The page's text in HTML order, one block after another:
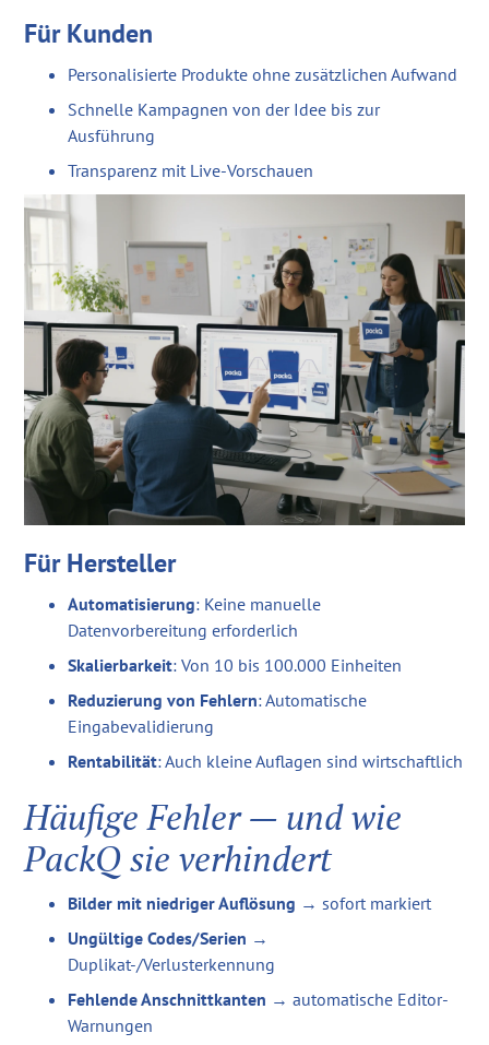
Für Kunden
Personalisierte Produkte ohne zusätzlichen Aufwand
Schnelle Kampagnen von der Idee bis zur
Ausführung
Transparenz mit Live-Vorschauen
Für Hersteller
Automatisierung: Keine manuelle
Datenvorbereitung erforderlich
Skalierbarkeit: Von 10 bis 100.000 Einheiten
Reduzierung von Fehlern: Automatische
Eingabevalidierung
Rentabilität: Auch kleine Auflagen sind wirtschaftlich
Häufige Fehler — und wie
PackQ sie verhindert
Bilder mit niedriger Auflösung → sofort markiert
Ungültige Codes/Serien →
Duplikat-/Verlusterkennung
Fehlende Anschnittkanten → automatische Editor-
Warnungen